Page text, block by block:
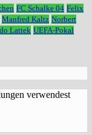
FC Schalke 04 Felix
Manfred Kaltz Norbert
Lattek UEFA-Pokal
verwendest